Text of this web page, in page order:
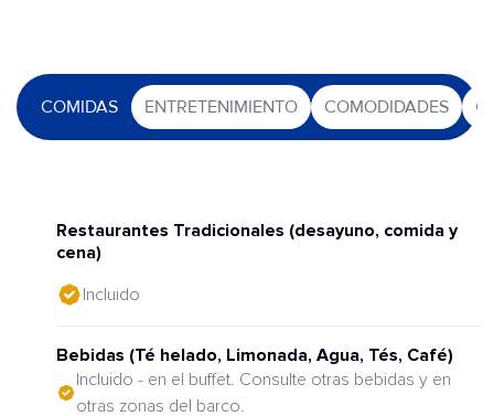
COMIDAS ENTRETENIMIENTO COMODIDADES
Restaurantes Tradicionales (desayuno, comida y
cena)
Incluido
Bebidas (Té helado, Limonada, Agua, Tés, Café)
Incluido - en el buffet. Consulte otras bebidas y en
otras zonas del barco.